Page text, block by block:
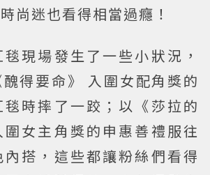
尚迷也看得相當過癮！
現場發生了一些小狀況，
得要命》 入圍女配角獎的
時摔了一跤；以《莎拉的
女主角獎的申惠善禮服往
搭，這些都讓粉絲們看得